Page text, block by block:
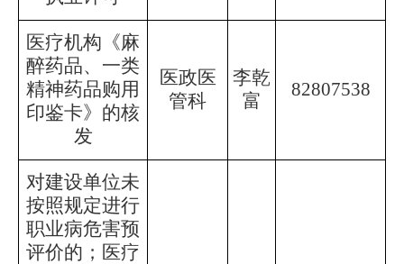
医疗机构《麻
醉药品、一类
精神药品购用
印鉴卡》的核
发
医政医
管科
李乾
富
82807538
对建设单位未
按照规定进行
职业病危害预
评价的；医疗